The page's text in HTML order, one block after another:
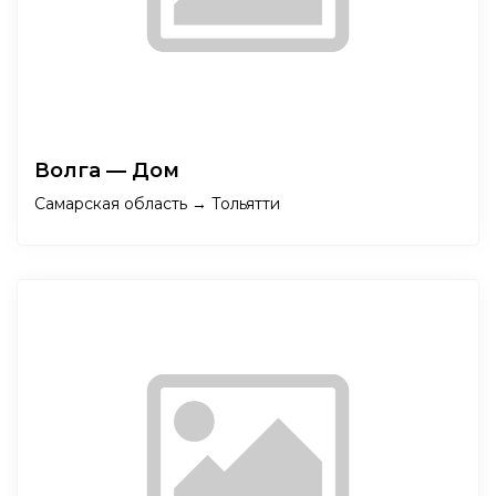
Волга — Дом
Самарская область → Тольятти